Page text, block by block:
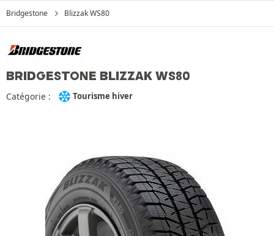
Bridgestone Blizzak WS80
BRIDGESTONE BLIZZAK WS80
Catégorie : Tourisme hiver